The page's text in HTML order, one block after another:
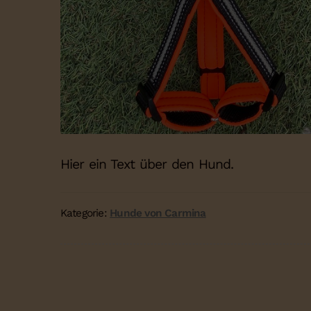
Hier ein Text über den Hund.
Kategorie: Hunde von Carmina